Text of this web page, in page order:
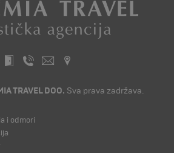
TRAVEL DOO. Sva prava zadržava.
i odmori